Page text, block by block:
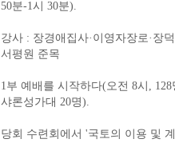
50분-1시 30분).
강사 : 장경애집사·이영자장로·장
서평원 준목
1부 예배를 시작하다(오전 8시, 128
샤론성가대 20명).
당회 수련회에서 '국토의 이용 및 계